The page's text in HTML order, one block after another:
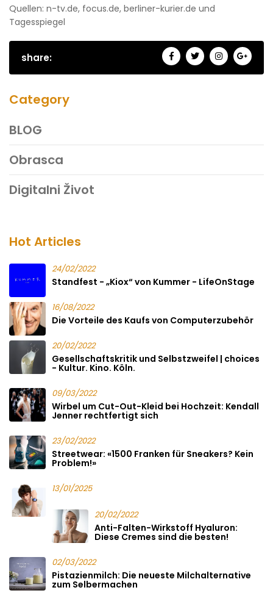
Quellen: n-tv.de, focus.de, berliner-kurier.de und
Tagesspiegel
share:
Category
BLOG
Obrasca
Digitalni Život
Hot Articles
24/02/2022
Standfest - „Kiox“ von Kummer - LifeOnStage
16/08/2022
Die Vorteile des Kaufs von Computerzubehör
20/02/2022
Gesellschaftskritik und Selbstzweifel | choices
- Kultur. Kino. Köln.
09/03/2022
Wirbel um Cut-Out-Kleid bei Hochzeit: Kendall
Jenner rechtfertigt sich
23/02/2022
Streetwear: «1500 Franken für Sneakers? Kein
Problem!»
13/01/2025
20/02/2022
Anti-Falten-Wirkstoff Hyaluron:
Diese Cremes sind die besten!
02/03/2022
Pistazienmilch: Die neueste Milchalternative
zum Selbermachen